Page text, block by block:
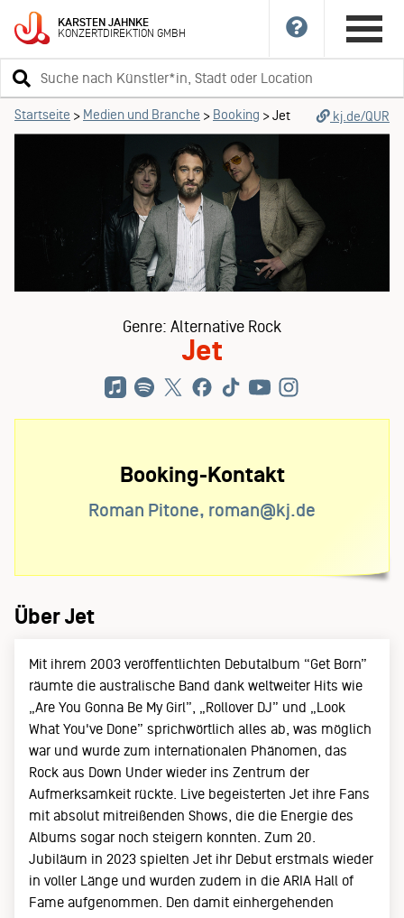
KARSTENJAHNKE
KONZERTDIREKTIONGMBH
Suchbegriff
eingeben
Startseite > Medien und Branche > Booking >Jet kj.de/QUR
Genre: Alternative Rock
Jet
Booking-Kontakt
Roman Pitone, roman@kj.de
Über Jet
Mit ihrem 2003 veröffentlichten Debutalbum “Get Born”
räumte die australische Band dank weltweiter Hits wie
„Are You Gonna Be My Girl”, „Rollover DJ” und „Look
What You've Done” sprichwörtlich alles ab, was möglich
war und wurde zum internationalen Phänomen, das
Rock aus Down Under wieder ins Zentrum der
Aufmerksamkeit rückte. Live begeisterten Jet ihre Fans
mit absolut mitreißenden Shows, die die Energie des
Albums sogar noch steigern konnten. Zum 20.
Jubiläum in 2023 spielten Jet ihr Debut erstmals wieder
in voller Länge und wurden zudem in die ARIA Hall of
Fame aufgenommen. Den damit einhergehenden